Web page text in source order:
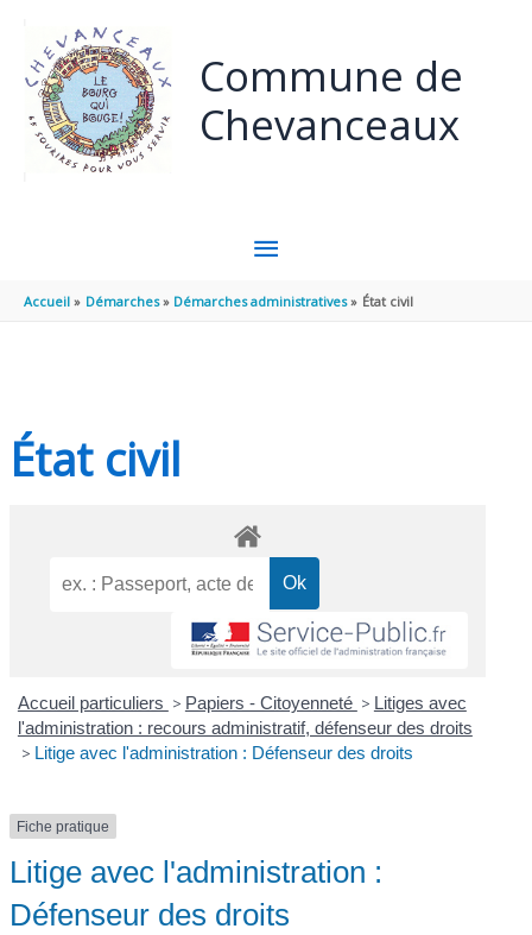
Commune de
Chevanceaux
MENU
PRINCIPAL
Accueil Démarches Démarches administratives État civil
État civil
Accueil particuliers > Papiers - Citoyenneté > Litiges avec
l'administration : recours administratif, défenseur des droits
> Litige avec l'administration : Défenseur des droits
Fiche pratique
Litige avec l'administration :
Défenseur des droits